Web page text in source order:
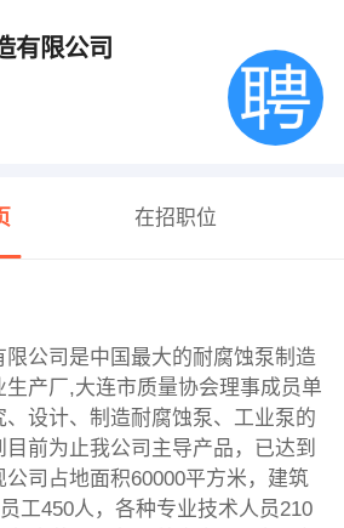
有限公司
在招职位
公司是中国最大的耐腐蚀泵制造
生产厂,大连市质量协会理事成员单
设计、制造耐腐蚀泵、工业泵的
前为止我公司主导产品，已达到
公司占地面积60000平方米，建筑
工450人，各种专业技术人员210